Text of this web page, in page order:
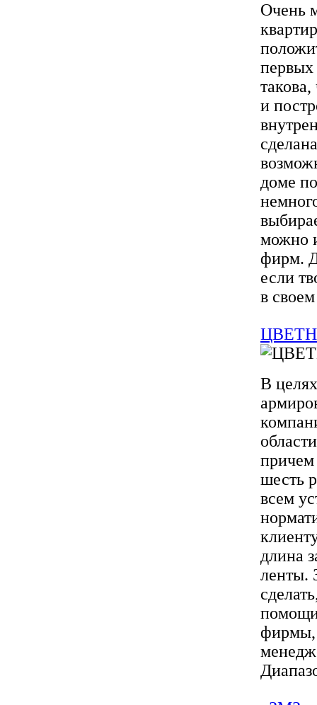
Очень
первых
и
доме
можно
фирм.
если
в
В
причем
шесть
всем
длина
ленты.
помощи
фирмы,